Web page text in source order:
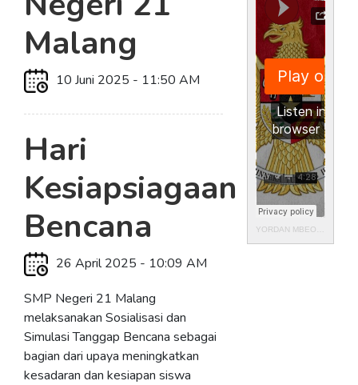
Malang
10 Juni 2025 - 11:50 AM
Hari
Kesiapsiagaan
Bencana
26 April 2025 - 10:09 AM
SMP Negeri 21 Malang
melaksanakan Sosialisasi dan
Simulasi Tanggap Bencana sebagai
bagian dari upaya meningkatkan
kesadaran dan kesiapan siswa